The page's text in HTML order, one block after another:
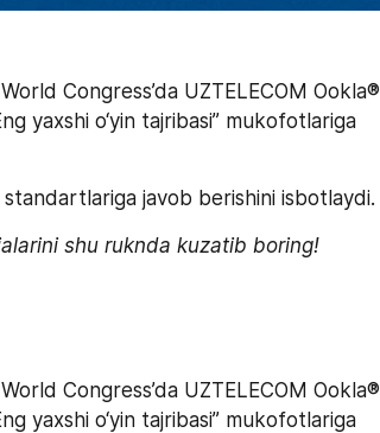
Congress’da UZTELECOM Ookla®
yaxshi o‘yin tajribasi” mukofotlariga
javob berishini isbotlaydi.
shu ruknda kuzatib boring!
Congress’da UZTELECOM Ookla®
yaxshi o‘yin tajribasi” mukofotlariga